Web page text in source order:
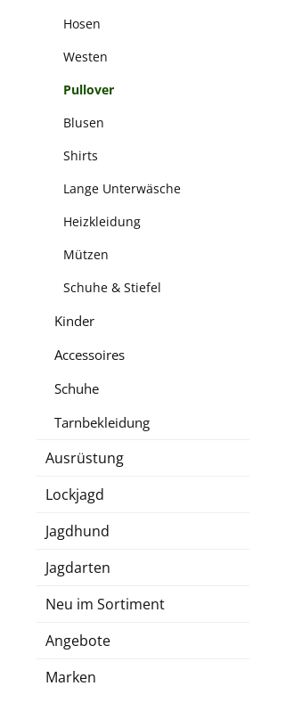
Hosen
Westen
Pullover
Blusen
Shirts
Lange Unterwäsche
Heizkleidung
Mützen
Schuhe & Stiefel
Kinder
Accessoires
Schuhe
Tarnbekleidung
Ausrüstung
Lockjagd
Jagdhund
Jagdarten
Neu im Sortiment
Angebote
Marken